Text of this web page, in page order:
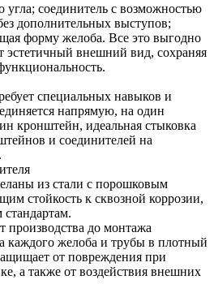
соединитель с возможностью
дополнительных выступов;
форму желоба. Все это выгодно
эстетичный внешний вид, сохраняя
специальных навыков и
напрямую, на один
кронштейн, идеальная стыковка
и соединителей на
из стали с порошковым
стойкость к сквозной коррозии,
производства до монтажа
каждого желоба и трубы в плотный
от повреждения при
а также от воздействия внешних